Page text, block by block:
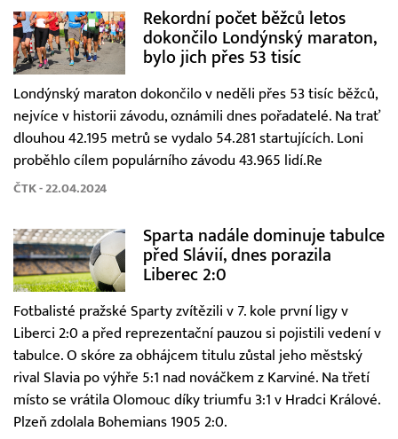
Rekordní počet běžců letos
dokončilo Londýnský maraton,
bylo jich přes 53 tisíc
Londýnský maraton dokončilo v neděli přes 53 tisíc běžců,
nejvíce v historii závodu, oznámili dnes pořadatelé. Na trať
dlouhou 42.195 metrů se vydalo 54.281 startujících. Loni
proběhlo cílem populárního závodu 43.965 lidí.Re
ČTK - 22.04.2024
Sparta nadále dominuje tabulce
před Slávií, dnes porazila
Liberec 2:0
Fotbalisté pražské Sparty zvítězili v 7. kole první ligy v
Liberci 2:0 a před reprezentační pauzou si pojistili vedení v
tabulce. O skóre za obhájcem titulu zůstal jeho městský
rival Slavia po výhře 5:1 nad nováčkem z Karviné. Na třetí
místo se vrátila Olomouc díky triumfu 3:1 v Hradci Králové.
Plzeň zdolala Bohemians 1905 2:0.